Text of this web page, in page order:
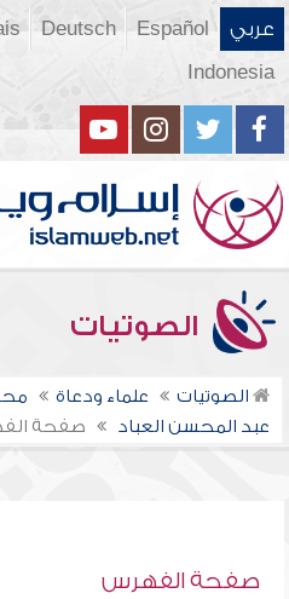
عربي Español
Deutsch
Indonesia
الصوتيات
الصوتيات علماء ودعاة
عبد المحسن العباد
صفحة
صفحة الفهرس